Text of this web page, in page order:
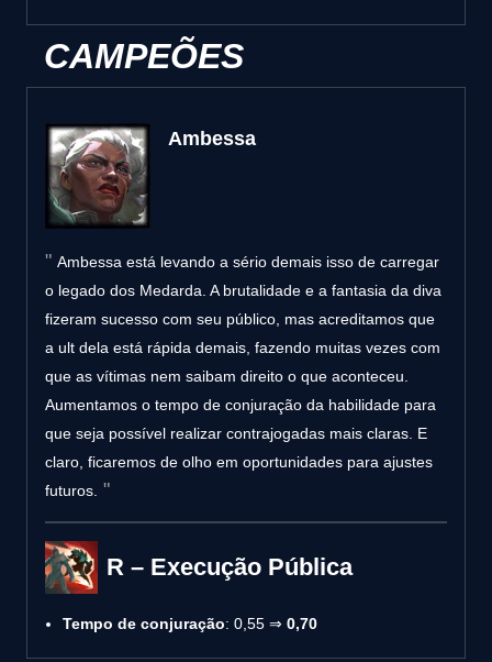
CAMPEÕES
Ambessa
Ambessa está levando a sério demais isso de carregar
o legado dos Medarda. A brutalidade e a fantasia da diva
fizeram sucesso com seu público, mas acreditamos que
a ult dela está rápida demais, fazendo muitas vezes com
que as vítimas nem saibam direito o que aconteceu.
Aumentamos o tempo de conjuração da habilidade para
que seja possível realizar contrajogadas mais claras. E
claro, ficaremos de olho em oportunidades para ajustes
futuros.
R – Execução Pública
Tempo de conjuração: 0,55 ⇒ 0,70